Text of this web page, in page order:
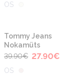
OS
Tommy Jeans
Nokamüts
39.90€ 27.90€
OS